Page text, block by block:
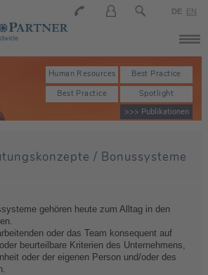
DE EN
>>> Publikationen
Best Practice
Human Resources
Spotlight
Best Practice
/ Bonussysteme
gehören heute zum Alltag in den
oder das Team konsequent auf
beurteilbare Kriterien des Unternehmens,
oder der eigenen Person und/oder des